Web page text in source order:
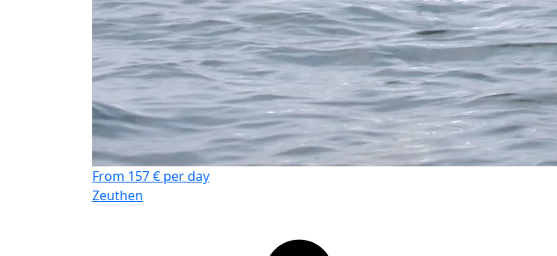
From 157 € per day
Zeuthen